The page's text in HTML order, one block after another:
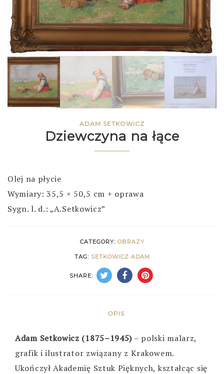
ADAM SETKOWICZ
Dziewczyna na łące
Olej na płycie
Wymiary: 35,5 × 50,5 cm + oprawa
Sygn. l. d.: „A.Setkowicz”
CATEGORY: OBRAZY
TAG: SETKOWICZ ADAM
SHARE:
OPIS
Adam Setkowicz (1875–1945) – polski malarz,
grafik i ilustrator związany z Krakowem.
Ukończył Akademię Sztuk Pięknych, kształcąc się